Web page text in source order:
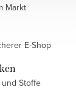
Markt
E-Shop
Stoffe